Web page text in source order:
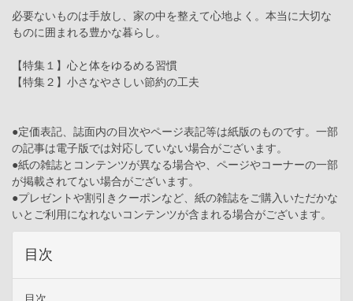
必要ないものは手放し、家の中を整えて心地よく。本当に大切な
ものに囲まれる豊かな暮らし。
【特集１】心と体をゆるめる習慣
【特集２】小さなやさしい節約の工夫
●定価表記、誌面内の目次やページ表記等は紙版のものです。一部
の記事は電子版では対応していない場合がございます。
●紙の雑誌とコンテンツが異なる場合や、ページやコーナーの一部
が掲載されてない場合がございます。
●プレゼントや割引きクーポンなど、紙の雑誌をご購入いただかな
いとご利用になれないコンテンツが含まれる場合がございます。
目次